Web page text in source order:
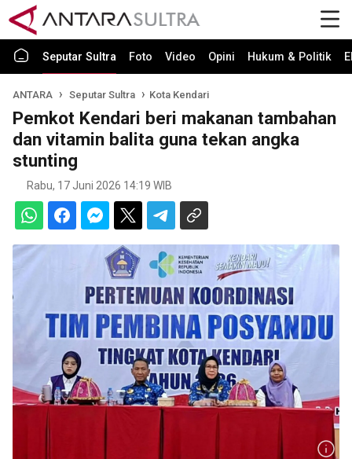
Seputar Sultra Foto Video Opini Hukum & Politik
ANTARA Seputar Sultra Kota Kendari
Pemkot Kendari beri makanan tambahan
dan vitamin balita guna tekan angka
stunting
Rabu, 17 Juni 2026 14:19 WIB